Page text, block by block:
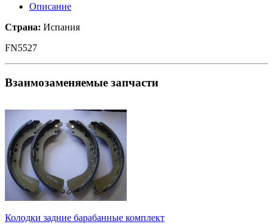
Описание
Страна: Испания
FN5527
Взаимозаменяемые запчасти
Колодки задние барабанные комплект